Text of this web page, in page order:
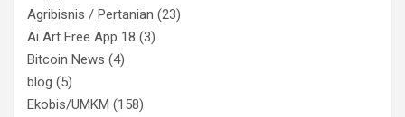
Agribisnis / Pertanian (23)
Ai Art Free App 18 (3)
Bitcoin News (4)
blog (5)
Ekobis/UMKM (158)